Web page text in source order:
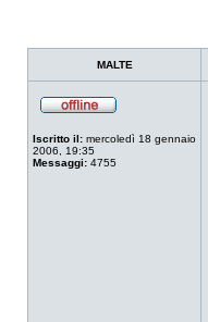
MALTE
Iscritto il: mercoledì 18 gennaio
2006, 19:35
Messaggi: 4755